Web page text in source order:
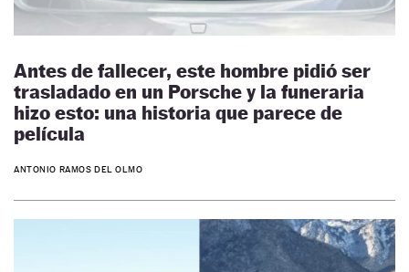
Antes de fallecer, este hombre pidió ser
trasladado en un Porsche y la funeraria
hizo esto: una historia que parece de
película
ANTONIO RAMOS DEL OLMO